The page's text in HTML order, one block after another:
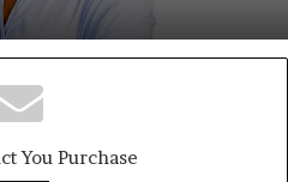
You Purchase